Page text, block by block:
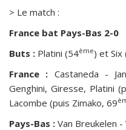
> Le match :
France bat Pays-Bas 2-0
Buts : Platini (54ème) et Six
France : Castaneda -
Genghini, Giresse, Platini
Lacombe (puis Zimako, 69
Pays-Bas : Van Breukelen